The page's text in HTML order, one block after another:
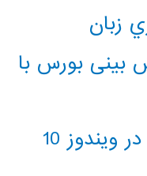
زبان
بینی بورس با